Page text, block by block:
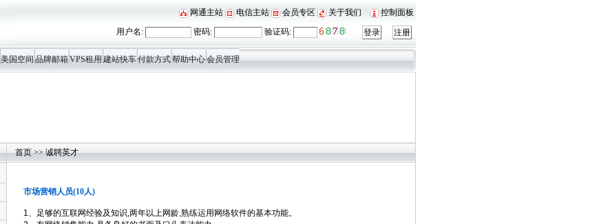
网通主站 电信主站 会员专区 关于我们
控制面板
用户名:
密码: 验证码:
美国空间品牌邮箱VPS租用建站快车付款方式帮助中心会员管理
首页>>诚聘英才
市场营销人员(10人)
1、足够的互联网经验及知识,两年以上网龄,熟练运用网络软件的基本功能。